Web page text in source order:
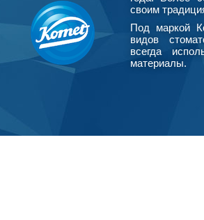
своим
Под маркой
видов
всегда
материалы.